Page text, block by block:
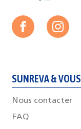
SUNREVA & VOUS
Nous contacter
FAQ